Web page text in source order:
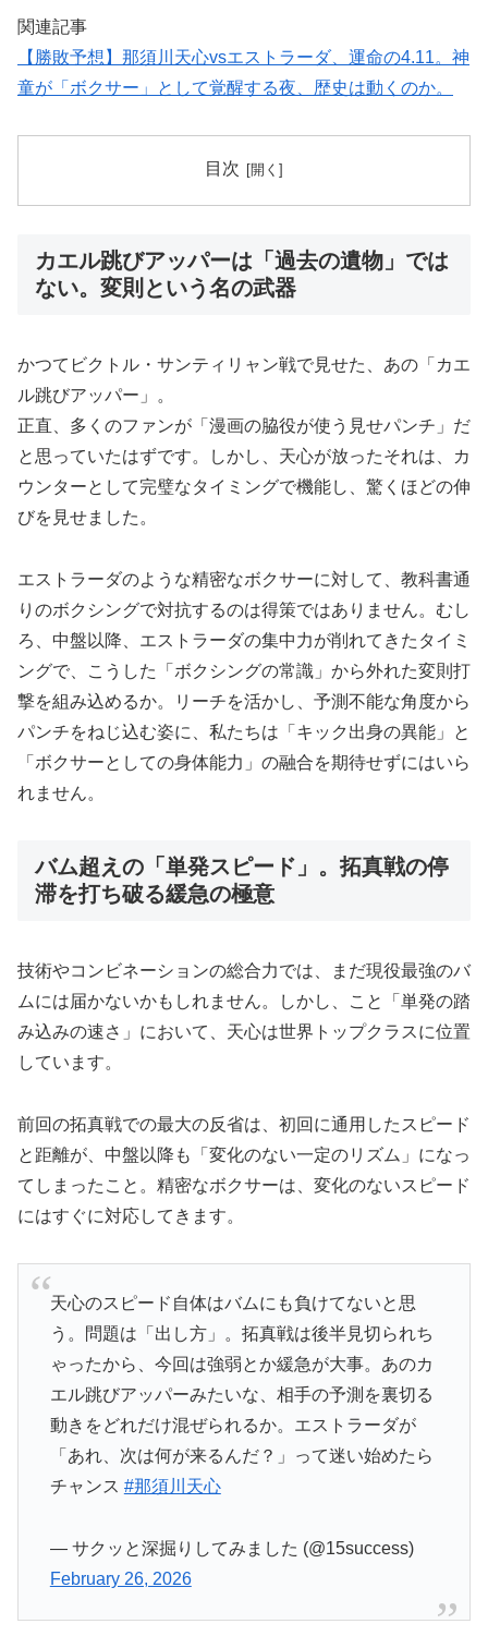
関連記事
【勝敗予想】那須川天心vsエストラーダ、運命の4.11。神
童が「ボクサー」として覚醒する夜、歴史は動くのか。
目次
カエル跳びアッパーは「過去の遺物」では
ない。変則という名の武器
かつてビクトル・サンティリャン戦で見せた、あの「カエ
ル跳びアッパー」。
正直、多くのファンが「漫画の脇役が使う見せパンチ」だ
と思っていたはずです。しかし、天心が放ったそれは、カ
ウンターとして完璧なタイミングで機能し、驚くほどの伸
びを見せました。
エストラーダのような精密なボクサーに対して、教科書通
りのボクシングで対抗するのは得策ではありません。むし
ろ、中盤以降、エストラーダの集中力が削れてきたタイミ
ングで、こうした「ボクシングの常識」から外れた変則打
撃を組み込めるか。リーチを活かし、予測不能な角度から
パンチをねじ込む姿に、私たちは「キック出身の異能」と
「ボクサーとしての身体能力」の融合を期待せずにはいら
れません。
バム超えの「単発スピード」。拓真戦の停
滞を打ち破る緩急の極意
技術やコンビネーションの総合力では、まだ現役最強のバ
ムには届かないかもしれません。しかし、こと「単発の踏
み込みの速さ」において、天心は世界トップクラスに位置
しています。
前回の拓真戦での最大の反省は、初回に通用したスピード
と距離が、中盤以降も「変化のない一定のリズム」になっ
てしまったこと。精密なボクサーは、変化のないスピード
にはすぐに対応してきます。
天心のスピード自体はバムにも負けてないと思
う。問題は「出し方」。拓真戦は後半見切られち
ゃったから、今回は強弱とか緩急が大事。あのカ
エル跳びアッパーみたいな、相手の予測を裏切る
動きをどれだけ混ぜられるか。エストラーダが
「あれ、次は何が来るんだ？」って迷い始めたら
チャンス #那須川天心
— サクッと深掘りしてみました (@15success)
February 26, 2026